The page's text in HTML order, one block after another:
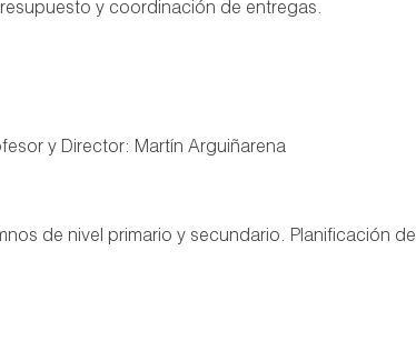
y coordinación de entregas.
y Director: Martín Arguiñarena
de nivel primario y secundario. Planificación de